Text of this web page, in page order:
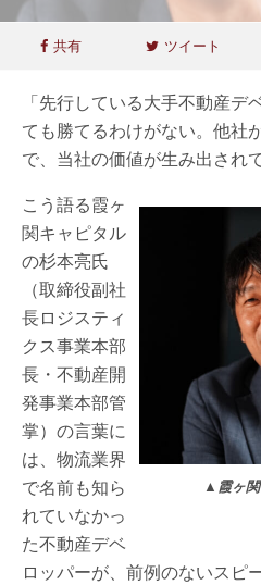
共有 ツイート
「先行している大手不動産デ
ても勝てるわけがない。他社
で、当社の価値が生み出され
▲ 霞ヶ
こう語る霞ヶ
関キャピタル
の杉本亮氏
（取締役副社
長ロジスティ
クス事業本部
長・不動産開
発事業本部管
掌）の言葉に
は、物流業界
で名前も知ら
れていなかっ
た不動産デベ
ロッパーが、前例のないスピ